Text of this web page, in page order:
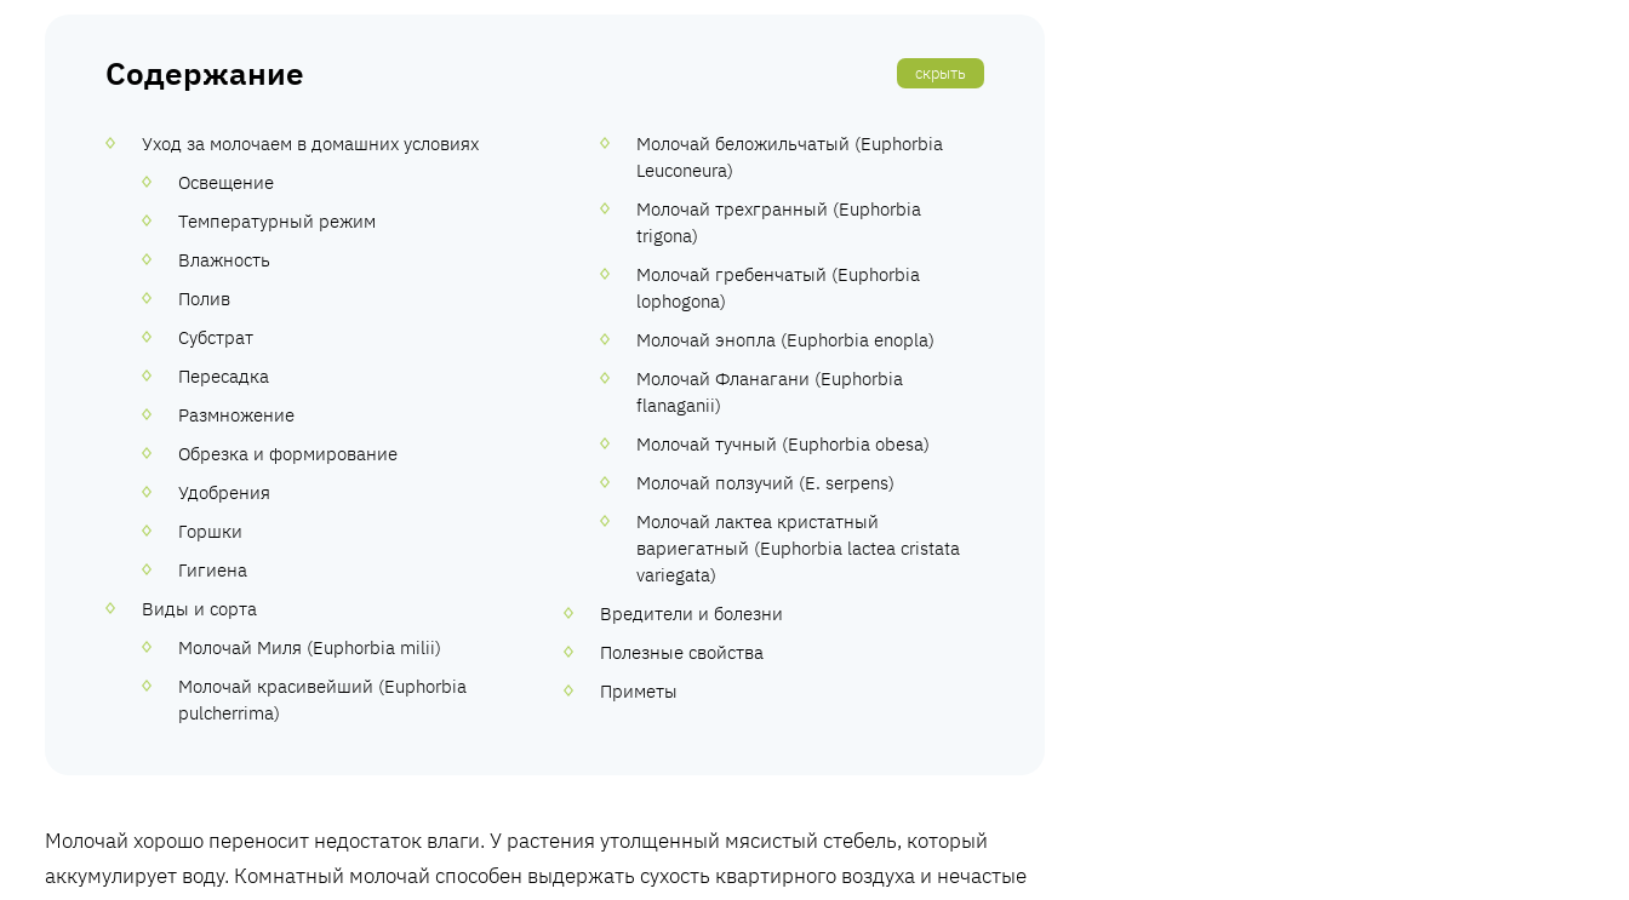
Содержание скрыть
Уход за молочаем в домашних условиях
Освещение
Температурный режим
Влажность
Полив
Субстрат
Пересадка
Размножение
Обрезка и формирование
Удобрения
Горшки
Гигиена
Виды и сорта
Молочай Миля (Euphorbia milii)
Молочай красивейший (Euphorbia
pulcherrima)
Молочай беложильчатый (Euphorbia
Leuconeura)
Молочай трехгранный (Euphorbia
trigona)
Молочай гребенчатый (Euphorbia
lophogona)
Молочай энопла (Euphorbia enopla)
Молочай Фланагани (Euphorbia
flanaganii)
Молочай тучный (Euphorbia obesa)
Молочай ползучий (E. serpens)
Молочай лактеа кристатный
вариегатный (Euphorbia lactea cristata
variegata)
Вредители и болезни
Полезные свойства
Приметы
Молочай хорошо переносит недостаток влаги. У растения утолщенный мясистый стебель, который
аккумулирует воду. Комнатный молочай способен выдержать сухость квартирного воздуха и нечастые